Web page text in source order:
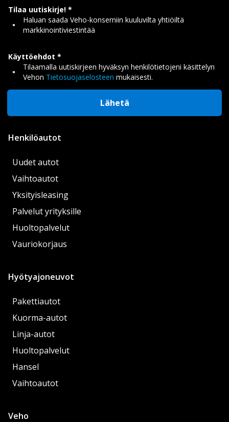
Tilaa uutiskirje!
Haluan saada Veho-konserniin kuuluvilta yhtiöiltä
markkinointiviestintää
Käyttöehdot
Tilaamalla uutiskirjeen hyväksyn henkilötietojeni käsittelyn
Vehon Tietosuojaselosteen mukaisesti.
Lähetä
Henkilöautot
Uudet autot
Vaihtoautot
Yksityisleasing
Palvelut yrityksille
Huoltopalvelut
Vauriokorjaus
Hyötyajoneuvot
Pakettiautot
Kuorma-autot
Linja-autot
Huoltopalvelut
Hansel
Vaihtoautot
Veho